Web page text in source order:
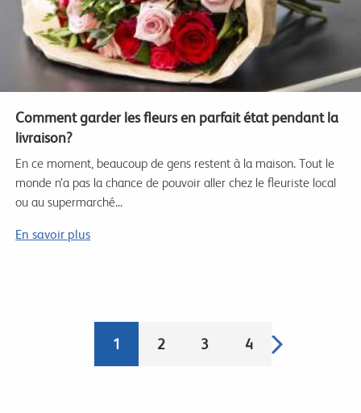
Comment garder les fleurs en parfait état pendant la
livraison?
En ce moment, beaucoup de gens restent à la maison. Tout le
monde n’a pas la chance de pouvoir aller chez le fleuriste local
ou au supermarché...
En savoir plus
Pagination
Current
page
1 Page
2 Page
3 Page
4
Next